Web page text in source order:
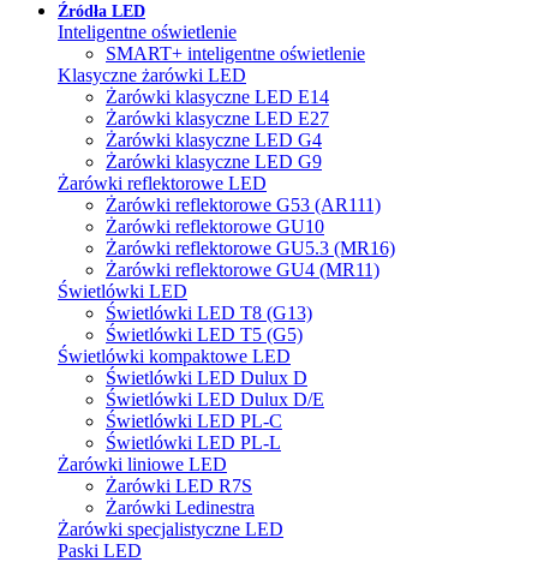
Źródła LED
Inteligentne oświetlenie
SMART+ inteligentne oświetlenie
Klasyczne żarówki LED
Żarówki klasyczne LED E14
Żarówki klasyczne LED E27
Żarówki klasyczne LED G4
Żarówki klasyczne LED G9
Żarówki reflektorowe LED
Żarówki reflektorowe G53 (AR111)
Żarówki reflektorowe GU10
Żarówki reflektorowe GU5.3 (MR16)
Żarówki reflektorowe GU4 (MR11)
Świetlówki LED
Świetlówki LED T8 (G13)
Świetlówki LED T5 (G5)
Świetlówki kompaktowe LED
Świetlówki LED Dulux D
Świetlówki LED Dulux D/E
Świetlówki LED PL-C
Świetlówki LED PL-L
Żarówki liniowe LED
Żarówki LED R7S
Żarówki Ledinestra
Żarówki specjalistyczne LED
Paski LED